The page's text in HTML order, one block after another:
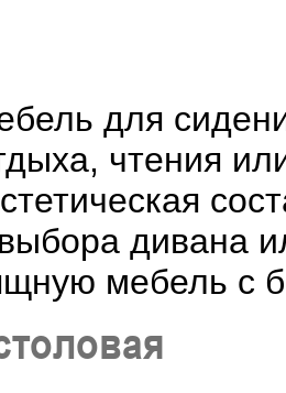
для
чтения
дивана
мебель с